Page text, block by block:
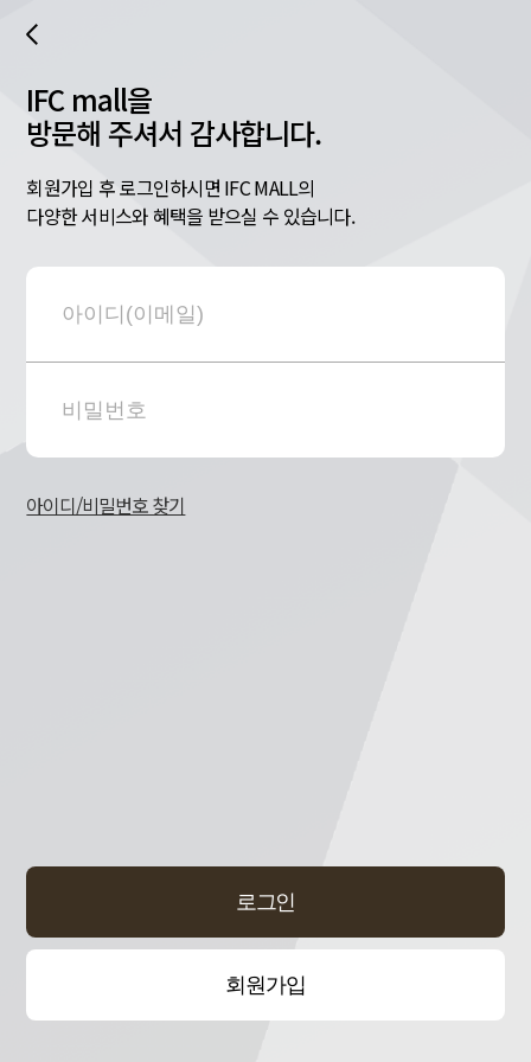
IFC mall을
방문해 주셔서 감사합니다.
회원가입 후 로그인하시면 IFC MALL의
다양한 서비스와 혜택을 받으실 수 있습니다.
아이디/비밀번호 찾기
로그인
회원가입